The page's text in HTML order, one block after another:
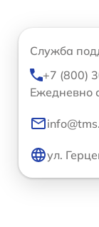
Служба
+7 (800)
Ежедневно
ул.